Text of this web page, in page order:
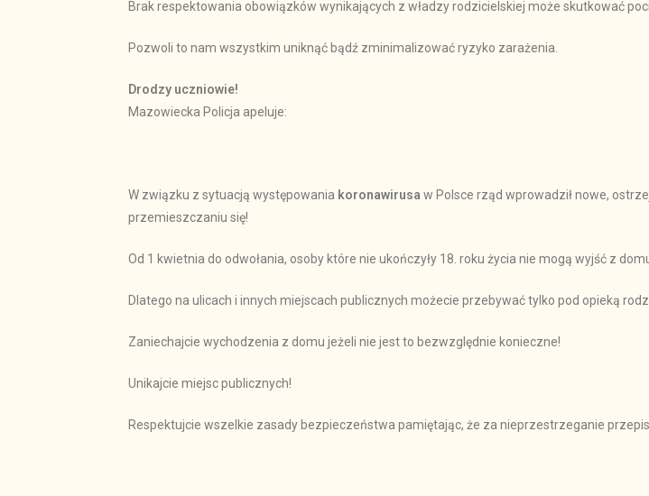
Brak respektowania obowiązków wynikających z władzy rodzicielskiej może skutkować
Pozwoli to nam wszystkim uniknąć bądź zminimalizować ryzyko zarażenia.
Drodzy uczniowie!
Mazowiecka Policja apeluje:
W związku z sytuacją występowania koronawirusa w Polsce rząd wprowadził nowe,
przemieszczaniu się!
Od 1 kwietnia do odwołania, osoby które nie ukończyły 18. roku życia nie mogą wyjść z
Dlatego na ulicach i innych miejscach publicznych możecie przebywać tylko pod opieką
Zaniechajcie wychodzenia z domu jeżeli nie jest to bezwzględnie konieczne!
Unikajcie miejsc publicznych!
Respektujcie wszelkie zasady bezpieczeństwa pamiętając, że za nieprzestrzeganie